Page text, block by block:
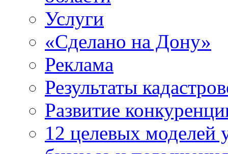
Услуги
«Сделано на Дону»
Реклама
Результаты
Развитие
12 целевых моделей